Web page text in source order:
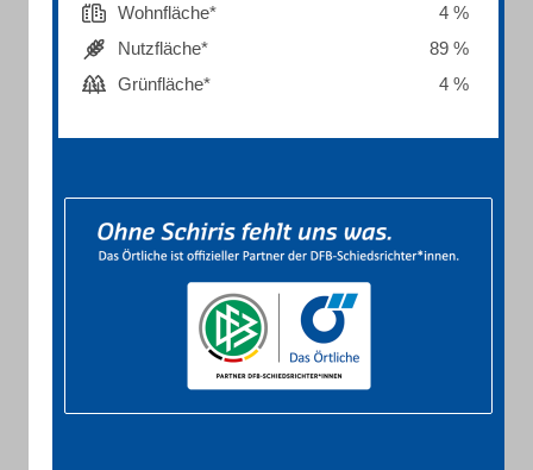
Wohnfläche*
4 %
Nutzfläche*
89 %
Grünfläche*
4 %